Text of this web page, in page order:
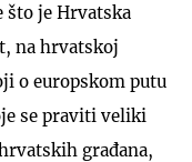
što je Hrvatska
na hrvatskoj
o europskom putu
se praviti veliki
građana,